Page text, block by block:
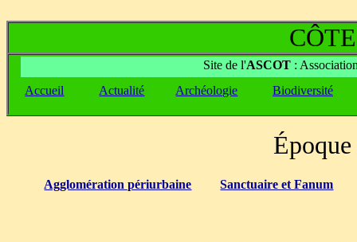
Site de l'ASCOT :
Accueil Actualité Archéologie Biodiversité
Agglomération périurbaine Sanctuaire et Fanum